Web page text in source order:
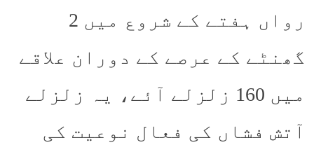
رواں ہفتے کے شروع میں 2
گھنٹے کے عرصے کے دوران علاقے
میں 160 زلزلے آئے، یہ زلزلے
آتش فشاں کی فعال نوعیت کی